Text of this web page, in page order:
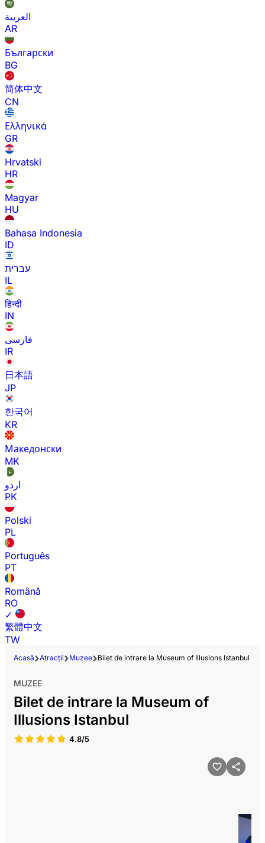
العربية
AR
Български
BG
简体中文
CN
Ελληνικά
GR
Hrvatski
HR
Magyar
HU
Bahasa Indonesia
ID
עברית
IL
हिन्दी
IN
فارسی
IR
日本語
JP
한국어
KR
Македонски
MK
اردو
PK
Polski
PL
Português
PT
Română
RO
✓
繁體中文
TW
Acasă Atracții Muzee Bilet de intrare la Museum of Illusions Istanbul
MUZEE
Bilet de intrare la Museum of
Illusions Istanbul
4.8/5